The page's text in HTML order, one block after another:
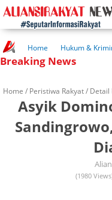
Home Hukum &
Kuliner Rakyat
Wisata
Breaking News
Home / Peristiwa Rakyat/ Detail
Asyik
(1980